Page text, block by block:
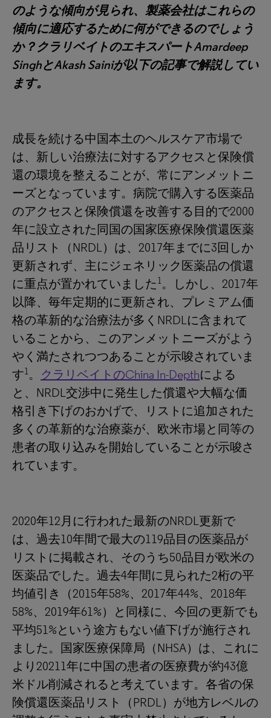
のような傾向が見られ、製薬会社はこれらの
傾向に適応するために何ができるのでしょう
か？クラリベイトのエキスパートAmardeep
SinghとAkash Sainiが以下の記事で解説してい
ます。
成長を続ける中国本土のヘルスケア市場で
は、新しい治療法に対するアクセスと保険償
還の環境を整えることが、常にアンメットニ
ーズとなっています。病院で購入する医薬品
のアクセスと保険償還を改善する目的で2000
年に設立された同国の国家医療保険償還医薬
品リスト（NRDL）は、2017年までに3回しか
更新されず、主にジェネリック医薬品の償還
に重点が置かれていました1 。しかし、2017年
以降、毎年定期的に更新され、プレミアム価
格の革新的な治療法が多くNRDLに含まれて
いることから、このアンメットニーズがよう
やく満たされつつあることが示唆されていま
す1 。 クラリベイトのChina In-Depthによる
と、NRDL交渉中に発生した償還や大幅な価
格引き下げのおかげで、リストに追加された
多くの革新的な治療薬が、欧米市場と同等の
患者の取り込みを開始していることが示唆さ
れています。
2020年12月に行われた最新のNRDL更新で
は、過去10年間で最大の119品目の医薬品が
リストに掲載され、そのうち50品目が欧米の
医薬品でした。過去4年間に見られた2桁の平
均値引き（2015年58%、2017年44%、2018年
58%、2019年61%）と同様に、今回の更新でも
平均51%という途方もない値下げが施行され
ました。国家医療保障局（NHSA）は、これに
より20211年に中国の患者の医療費が約43億
米ドル削減されると考えています。各省の保
険償還医薬品リスト（PRDL）が地方レベルの